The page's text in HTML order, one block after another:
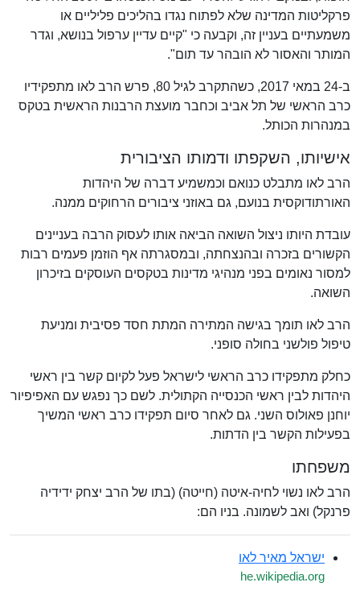
פרקליטות המדינה שלא לפתוח נגדו בהליכים פליליים או
משמעתיים בעניין זה, וקבעה כי "קיים עדיין ערפול בנושא, וגדר
המותר והאסור לא הובהר עד תום".
ב-24 במאי 2017, כשהתקרב לגיל 80, פרש הרב לאו מתפקידיו
כרב הראשי של תל אביב וכחבר מועצת הרבנות הראשית בטקס
במנהרות הכותל.
אישיותו, השקפתו ודמותו הציבורית
הרב לאו מתבלט כנואם וכמשמיע דברה של היהדות
האורתודוקסית בנועם, גם באוזני ציבורים הרחוקים ממנה.
עובדת היותו ניצול השואה הביאה אותו לעסוק הרבה בעניינים
הקשורים בזכרה ובהנצחתה, ובמסגרתה אף הוזמן פעמים רבות
למסור נאומים בפני מנהיגי מדינות בטקסים העוסקים בזיכרון
השואה.
הרב לאו תומך בגישה המתירה המתת חסד פסיבית ומניעת
טיפול פולשני בחולה סופני.
כחלק מתפקידו כרב הראשי לישראל פעל לקיום קשר בין ראשי
היהדות לבין ראשי הכנסייה הקתולית. לשם כך נפגש עם האפיפיור
יוחנן פאולוס השני. גם לאחר סיום תפקידו כרב ראשי המשיך
בפעילות הקשר בין הדתות.
משפחתו
הרב לאו נשוי לחיה-איטה (חייטה) (בתו של הרב יצחק ידידיה
פרנקל) ואב לשמונה. בניו הם:
ישראל מאיר לאו
he.wikipedia.org